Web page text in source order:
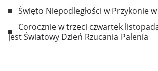
Święto Niepodległości w Przykonie
Corocznie w trzeci czwartek
jest Światowy Dzień Rzucania Palenia